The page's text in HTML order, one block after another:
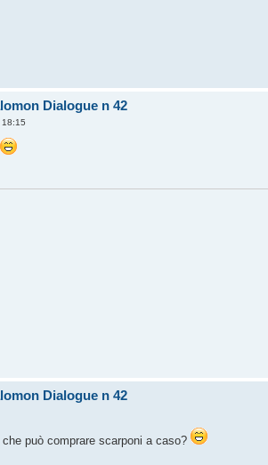
Dialogue n 42
Dialogue n 42
può comprare scarponi a caso?